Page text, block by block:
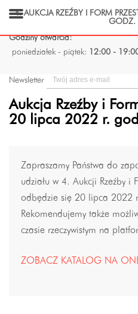
Godziny otwarcia:
poniedziałek - piątek:
12:00 -
Newsletter
Aukcja Rzeźby i
20 lipca 2022 r.
Zapraszamy Państwa do
udziału w 4. Aukcji Rzeźby i
odbędzie się 20 lipca 2022
Rekomendujemy także
czasie rzeczywistym na
ZOBACZ KATALOG NA
4. AUKCJA RZEŹBY I FORM
GODZ.